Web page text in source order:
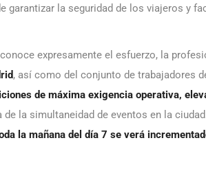
garantizar la seguridad de los viajeros y
expresamente el esfuerzo, la
, así como del conjunto de trabajadores
de máxima exigencia operativa,
de la simultaneidad de eventos en la
la mañana del día 7 se verá